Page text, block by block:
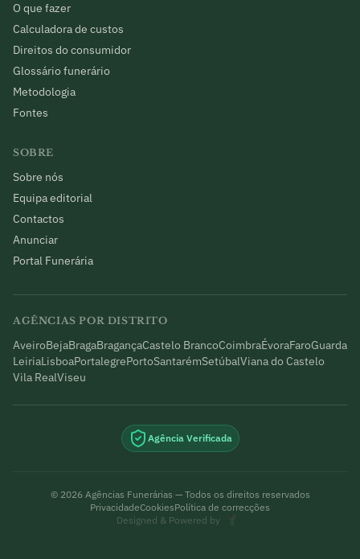
O que fazer
Calculadora de custos
Direitos do consumidor
Glossário funerário
Metodologia
Fontes
SOBRE
Sobre nós
Equipa editorial
Contactos
Anunciar
Portal Funerária
AGÊNCIAS POR DISTRITO
AveiroBejaBragaBragançaCastelo BrancoCoimbraÉvoraFaroGuarda
LeiriaLisboaPortalegrePortoSantarémSetúbalViana do Castelo
Vila RealViseu
Agência Verificada
© 2026Agências Funerárias — Todos os direitos reservados
PrivacidadeCookiesPolítica de correcções
Designed & Powered by